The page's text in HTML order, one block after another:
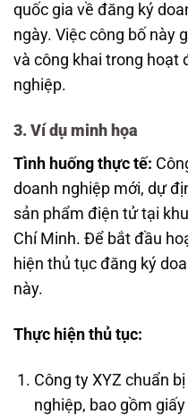
quốc gia về đăng ký
ngày. Việc công bố này
và công khai trong hoạt
nghiệp.
3. Ví dụ minh họa
Tình huống thực tế:
doanh nghiệp mới, dự
sản phẩm điện tử tại
Chí Minh. Để bắt đầu
hiện thủ tục đăng ký
này.
Thực hiện thủ tục:
Công ty XYZ chuẩn
nghiệp, bao gồm